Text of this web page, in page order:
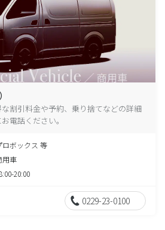
割引料金や予約、乗り捨てなどの詳細
電話ください。
ロボックス 等
用車
20:00
0229-23-0100